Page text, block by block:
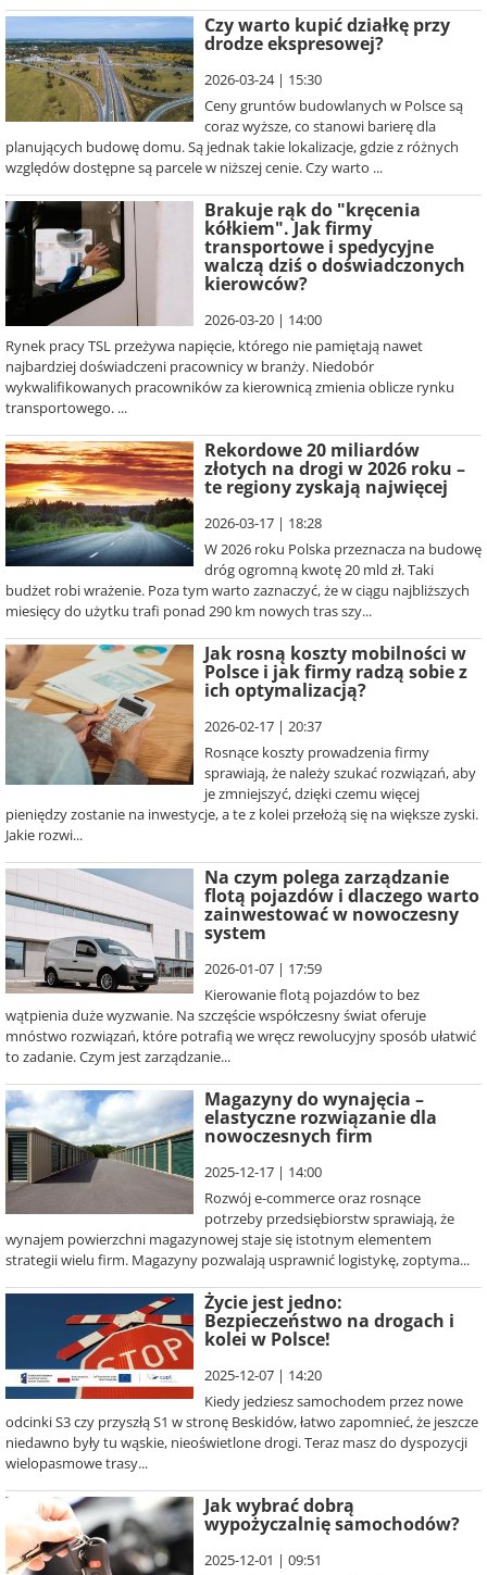
Czy warto kupić działkę przy
drodze ekspresowej?
2026-03-24 | 15:30
Ceny gruntów budowlanych w Polsce są
coraz wyższe, co stanowi barierę dla
planujących budowę domu. Są jednak takie lokalizacje, gdzie z różnych
względów dostępne są parcele w niższej cenie. Czy warto ...
Brakuje rąk do "kręcenia
kółkiem". Jak firmy
transportowe i spedycyjne
walczą dziś o doświadczonych
kierowców?
2026-03-20 | 14:00
Rynek pracy TSL przeżywa napięcie, którego nie pamiętają nawet
najbardziej doświadczeni pracownicy w branży. Niedobór
wykwalifikowanych pracowników za kierownicą zmienia oblicze rynku
transportowego. ...
Rekordowe 20 miliardów
złotych na drogi w 2026 roku –
te regiony zyskają najwięcej
2026-03-17 | 18:28
W 2026 roku Polska przeznacza na budowę
dróg ogromną kwotę 20 mld zł. Taki
budżet robi wrażenie. Poza tym warto zaznaczyć, że w ciągu najbliższych
miesięcy do użytku trafi ponad 290 km nowych tras szy...
Jak rosną koszty mobilności w
Polsce i jak firmy radzą sobie z
ich optymalizacją?
2026-02-17 | 20:37
Rosnące koszty prowadzenia firmy
sprawiają, że należy szukać rozwiązań, aby
je zmniejszyć, dzięki czemu więcej
pieniędzy zostanie na inwestycje, a te z kolei przełożą się na większe zyski.
Jakie rozwi...
Na czym polega zarządzanie
flotą pojazdów i dlaczego warto
zainwestować w nowoczesny
system
2026-01-07 | 17:59
Kierowanie flotą pojazdów to bez
wątpienia duże wyzwanie. Na szczęście współczesny świat oferuje
mnóstwo rozwiązań, które potrafią we wręcz rewolucyjny sposób ułatwić
to zadanie. Czym jest zarządzanie...
Magazyny do wynajęcia –
elastyczne rozwiązanie dla
nowoczesnych firm
2025-12-17 | 14:00
Rozwój e-commerce oraz rosnące
potrzeby przedsiębiorstw sprawiają, że
wynajem powierzchni magazynowej staje się istotnym elementem
strategii wielu firm. Magazyny pozwalają usprawnić logistykę, zoptyma...
Życie jest jedno:
Bezpieczeństwo na drogach i
kolei w Polsce!
2025-12-07 | 14:20
Kiedy jedziesz samochodem przez nowe
odcinki S3 czy przyszłą S1 w stronę Beskidów, łatwo zapomnieć, że jeszcze
niedawno były tu wąskie, nieoświetlone drogi. Teraz masz do dyspozycji
wielopasmowe trasy...
Jak wybrać dobrą
wypożyczalnię samochodów?
2025-12-01 | 09:51